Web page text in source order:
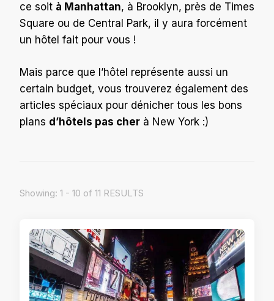
ce soit à Manhattan, à Brooklyn, près de Times
Square ou de Central Park, il y aura forcément
un hôtel fait pour vous !
Mais parce que l’hôtel représente aussi un
certain budget, vous trouverez également des
articles spéciaux pour dénicher tous les bons
plans d’hôtels pas cher à New York :)
Showing: 1 - 10 of 11 RESULTS